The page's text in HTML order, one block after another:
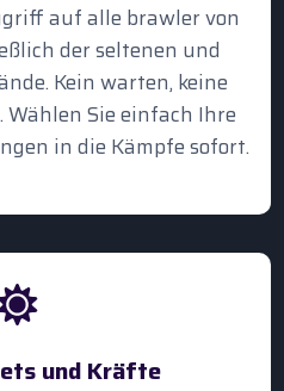
auf alle brawler von
der seltenen und
Kein warten, keine
Sie einfach Ihre
in die Kämpfe sofort.
und Kräfte